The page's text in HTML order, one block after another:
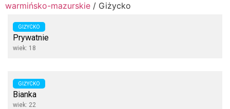
warmińsko-mazurskie / Giżycko
GIŻYCKO
Prywatnie
wiek: 18
GIŻYCKO
Bianka
wiek: 22